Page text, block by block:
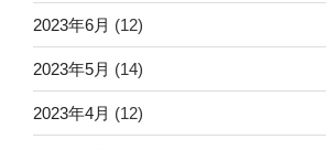
2023年6月 (12)
2023年5月 (14)
2023年4月 (12)